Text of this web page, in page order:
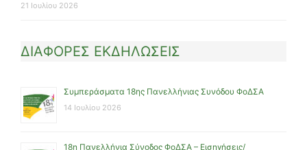
21 Ιουλίου 2026
ΔΙΑΦΟΡΕΣ ΕΚΔΗΛΩΣΕΙΣ
Συμπεράσματα 18ης Πανελλήνιας Συνόδου ΦοΔΣΑ
14 Ιουλίου 2026
18η Πανελλήνια Σύνοδος ΦοΔΣΑ – Εισηγήσεις/